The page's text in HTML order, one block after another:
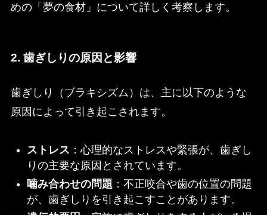
めの「夢の食材」について詳しく考察します。
2. 歯ぎしりの原因と影響
歯ぎしり（ブラキシズム）は、主に以下のような
原因によって引き起こされます。
ストレス ：心理的なストレスや緊張が、歯ぎし
りの主要な原因とされています。
噛み合わせの問題 ：不正咬合や歯の位置の問題
が、歯ぎしりを引き起こすことがあります。